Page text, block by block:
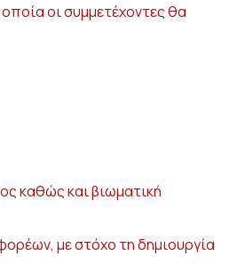
οι συμμετέχοντες θα
καθώς και βιωματική
με στόχο τη δημιουργία